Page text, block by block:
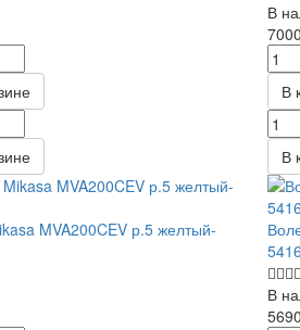
В
7000
В
В
MVA200CEV р.5 желтый-
В
5690